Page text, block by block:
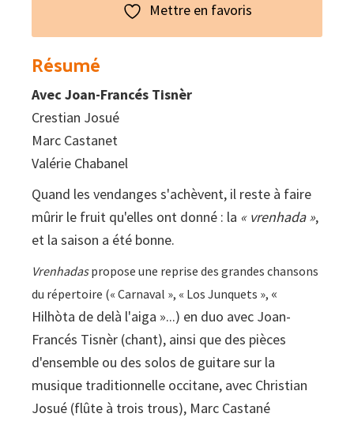
Mettre en favoris
Résumé
Avec Joan-Francés Tisnèr
Crestian Josué
Marc Castanet
Valérie Chabanel
Quand les vendanges s'achèvent, il reste à faire
mûrir le fruit qu'elles ont donné : la « vrenhada »,
et la saison a été bonne.
Vrenhadaspropose une reprise des grandes chansons
du répertoire (« Carnaval », « Los Junquets », «
Hilhòta de delà l'aiga »...) en duo avec Joan-
Francés Tisnèr (chant), ainsi que des pièces
d'ensemble ou des solos de guitare sur la
musique traditionnelle occitane, avec Christian
Josué (flûte à trois trous), Marc Castané